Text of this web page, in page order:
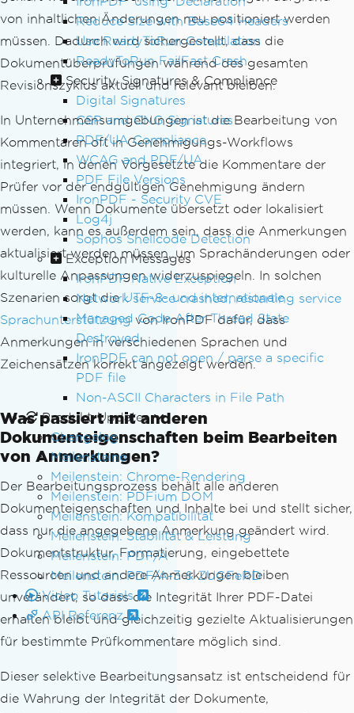
Reduce Size with Base64 Headers
Use ReadyToRun Compilation
ReadyToRun FailFast Crash
Security, Signatures & Compliance
Digital Signatures
CSP and CNG Signatures
PDF/UA Compliance
WCAG and PDF/UA
PDF File Versions
IronPDF - Security CVE
Log4j
Sophos Shellcode Detection
Exception Messages
IronPDF Native Exception
Network service crashed, restarting service
Managed Code After Thread State
Destroyed
IronPDF can not open / parse a specific
PDF file
Non-ASCII Characters in File Path
Produkt-Updates
Changelog
Meilensteine
Meilenstein: Chrome-Rendering
Meilenstein: PDFium DOM
Meilenstein: Kompatibilität
Meilenstein: Stabilität & Leistung
Meilenstein: PDF/A
Meilenstein: PDF/A-3 & ZUGFeRD
Video Tutorials
API Referenz
von inhaltlichen Änderungen neu positioniert werden
müssen. Dadurch wird sichergestellt, dass die
Dokumentüberprüfungen während des gesamten
Revisionszyklus aktuell und relevant bleiben.
In Unternehmensumgebungen ist die Bearbeitung von
Kommentaren oft in Genehmigungs-Workflows
integriert, in denen Vorgesetzte die Kommentare der
Prüfer vor der endgültigen Genehmigung ändern
müssen. Wenn Dokumente übersetzt oder lokalisiert
werden, kann es außerdem sein, dass die Anmerkungen
aktualisiert werden müssen, um Sprachänderungen oder
kulturelle Anpassungen widerzuspiegeln. In solchen
Szenarien sorgt dieUTF-8- und internationale
Sprachunterstützungvon IronPDF dafür, dass
Anmerkungen in verschiedenen Sprachen und
Zeichensätzen korrekt angezeigt werden.
Was passiert mit anderen
Dokumenteigenschaften beim Bearbeiten
von Anmerkungen?
Der Bearbeitungsprozess behält alle anderen
Dokumenteigenschaften und Inhalte bei und stellt sicher,
dass nur die angegebene Anmerkung geändert wird.
Dokumentstruktur, Formatierung, eingebettete
Ressourcen und andere Anmerkungen bleiben
unverändert, so dass die Integrität Ihrer PDF-Datei
erhalten bleibt und gleichzeitig gezielte Aktualisierungen
für bestimmte Prüfkommentare möglich sind.
Dieser selektive Bearbeitungsansatz ist entscheidend für
die Wahrung der Integrität der Dokumente,